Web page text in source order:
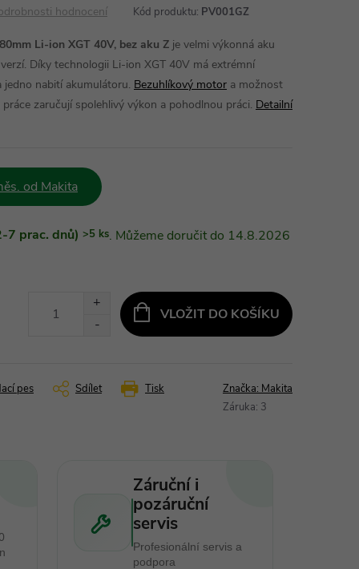
hodnocení Kód produktu: PV001GZ
Li-ion XGT 40V, bez aku Z je velmi výkonná aku
Díky technologii Li-ion XGT 40V má extrémní
nabití akumulátoru. Bezuhlíkový motor a možnost
zaručují spolehlivý výkon a pohodlnou práci. Detailní
od Makita
7 prac. dnů) >5 ks 14.8.2026
VLOŽIT DO KOŠÍKU
Tisk
pes Sdílet Značka: Makita
Záruka: 3
Záruční i
pozáruční
servis
Profesionální servis a
podpora